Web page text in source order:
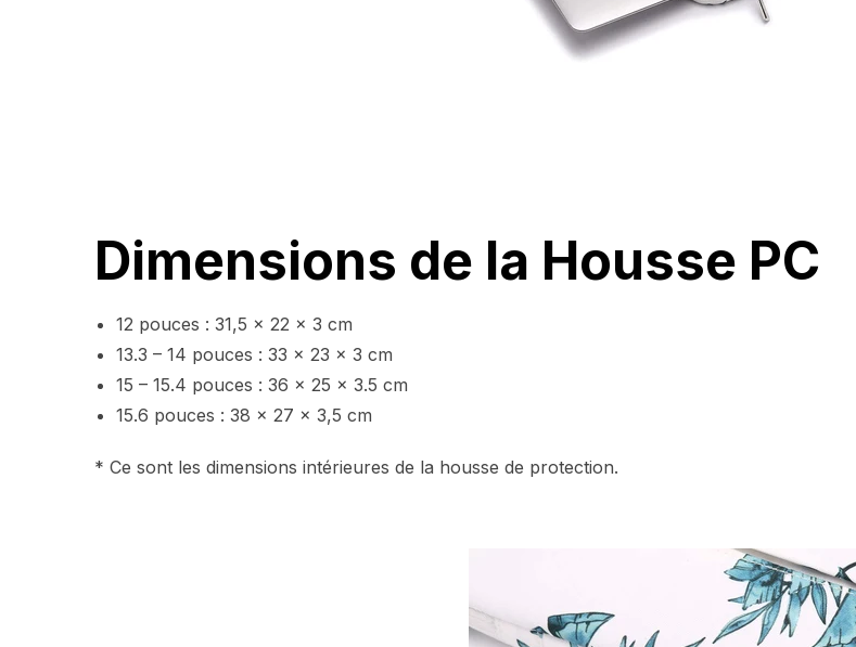
Dimensions de la Housse PC
12 pouces : 31,5 x 22 x 3 cm
13.3 – 14 pouces : 33 x 23 x 3 cm
15 – 15.4 pouces : 36 x 25 x 3.5 cm
15.6 pouces : 38 x 27 x 3,5 cm
* Ce sont les dimensions intérieures de la housse de protection.